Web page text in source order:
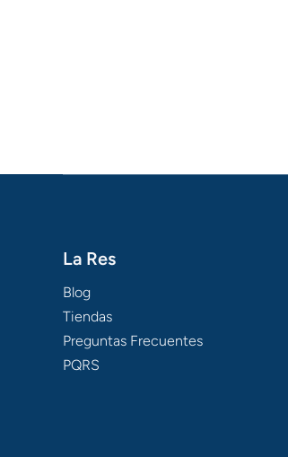
La Res
Blog
Tiendas
Preguntas Frecuentes
PQRS